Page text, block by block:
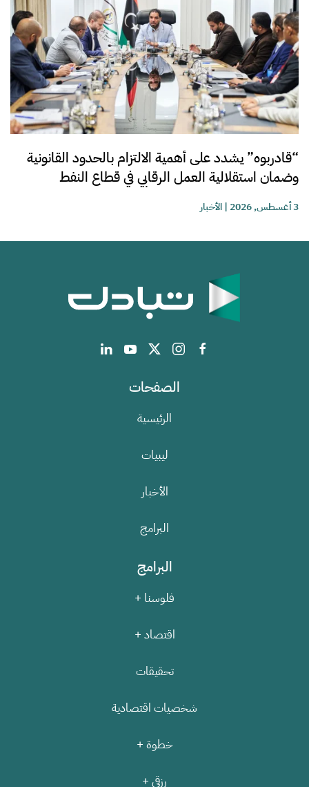
“قادربوه” يشدد على أهمية الالتزام بالحدود القانونية
وضمان استقلالية العمل الرقابي في قطاع النفط
3 أغسطس, 2026 |الأخبار
الصفحات
الرئيسية
ليبيات
الأخبار
البرامج
البرامج
فلوسنا +
اقتصاد +
تحقيقات
شخصيات اقتصادية
خطوة +
رزقي +